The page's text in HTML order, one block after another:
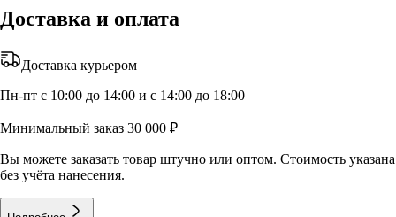
Доставка и оплата
Доставка курьером
Пн-пт с 10:00 до 14:00 и с 14:00 до 18:00
Минимальный заказ 30 000 ₽
Вы можете заказать товар штучно или оптом. Стоимость указана
без учёта нанесения.